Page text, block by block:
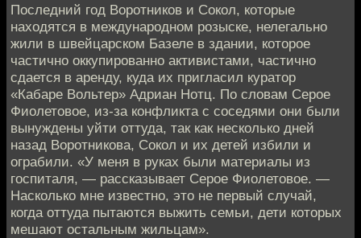
Последний год Воротников и Сокол, которые
находятся в международном розыске, нелегально
жили в швейцарском Базеле в здании, которое
частично оккупированно активистами, частично
сдается в аренду, куда их пригласил куратор
«Кабаре Вольтер» Адриан Нотц. По словам Серое
Фиолетовое, из-за конфликта с соседями они были
вынуждены уйти оттуда, так как несколько дней
назад Воротникова, Сокол и их детей избили и
ограбили. «У меня в руках были материалы из
госпиталя, — рассказывает Серое Фиолетовое. —
Насколько мне известно, это не первый случай,
когда оттуда пытаются выжить семьи, дети которых
мешают остальным жильцам».